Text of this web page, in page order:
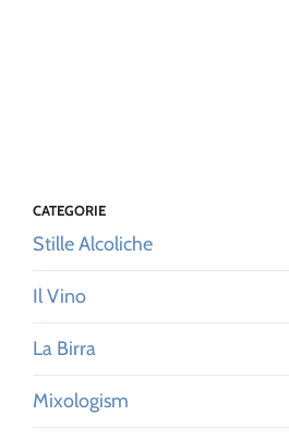
CATEGORIE
Stille Alcoliche
Il Vino
La Birra
Mixologism